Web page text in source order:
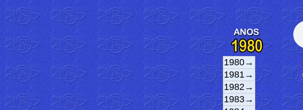
1980→
1981→
1982→
1983→